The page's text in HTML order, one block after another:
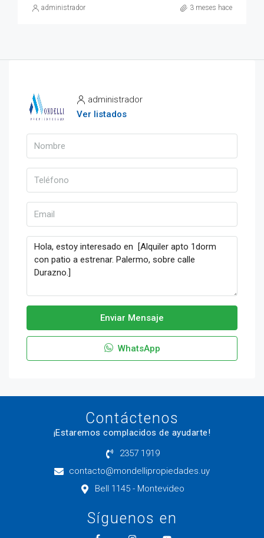
administrador 3 meses hace
administrador
Ver listados
Enviar Mensaje
WhatsApp
Contáctenos
¡Estaremos complacidos de ayudarte!
2357 1919
contacto@mondellipropiedades.uy
Bell 1145 - Montevideo
Síguenos en